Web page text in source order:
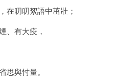
在叨叨絮語中茁壯；
、有大疫，
思與忖量。